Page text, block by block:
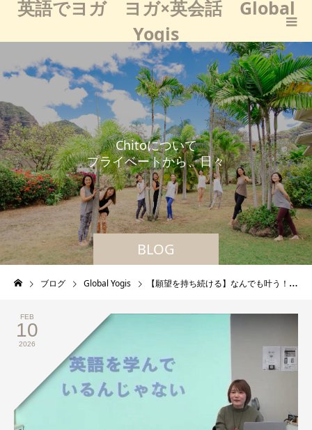
英語でヨガ ヨガ×英会話 Global
Yogis
BLOG
Chitoについて
プライベートから、日々の学びなど
ブログ Global Yogis 【願望を持ち続ける】なんでも叶う！叶って当たり前！「いいな！」の魔法
FEB
10
2026